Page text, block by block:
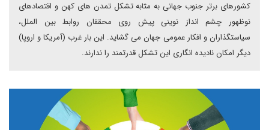
کشورهای برتر جنوب جهانی به مثابه تشکل تمدن های کهن و اقتصادهای
نوظهور چشم انداز نوینی پیش روی محققان روابط بین الملل،
سیاستگذاران و افکار عمومی جهان می گشاید. این بار غرب (آمریکا و اروپا)
دیگر امکان نادیده انگاری این تشکل قدرتمند را ندارند.